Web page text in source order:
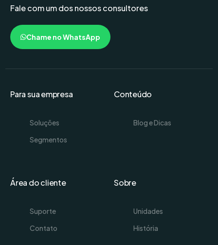
Fale com um dos nossos consultores
Chame no WhatsApp
Para sua empresa
Soluções
Segmentos
Conteúdo
Blog e Dicas
Área do cliente
Suporte
Contato
Sobre
Unidades
História